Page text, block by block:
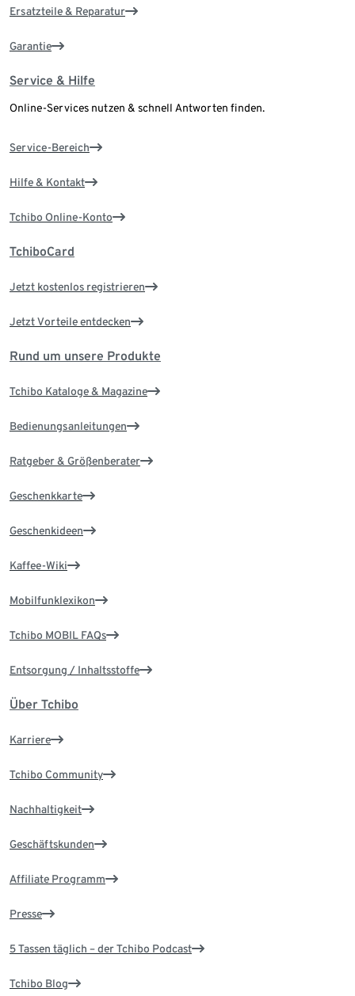
Ersatzteile & Reparatur
Garantie
Service & Hilfe
Online-Services nutzen & schnell Antworten finden.
Service-Bereich
Hilfe & Kontakt
Tchibo Online-Konto
TchiboCard
Jetzt kostenlos registrieren
Jetzt Vorteile entdecken
Rund um unsere Produkte
Tchibo Kataloge & Magazine
Bedienungsanleitungen
Ratgeber & Größenberater
Geschenkkarte
Geschenkideen
Kaffee-Wiki
Mobilfunklexikon
Tchibo MOBIL FAQs
Entsorgung / Inhaltsstoffe
Über Tchibo
Karriere
Tchibo Community
Nachhaltigkeit
Geschäftskunden
Affiliate Programm
Presse
5 Tassen täglich – der Tchibo Podcast
Tchibo Blog